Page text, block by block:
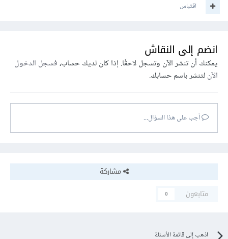
اقتباس
انضم إلى النقاش
يمكنك أن تنشر الآن وتسجل لاحقًا. إذا كان لديك حساب،فسجل الدخول
الآنلتنشر باسم حسابك.
أجب على هذا السؤال...
مشاركة
متابعون
0
اذهب إلى قائمة الأسئلة